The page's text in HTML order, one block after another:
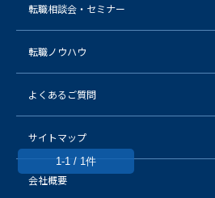
1-1 / 1件
転職相談会・セミナー
転職ノウハウ
よくあるご質問
サイトマップ
会社概要